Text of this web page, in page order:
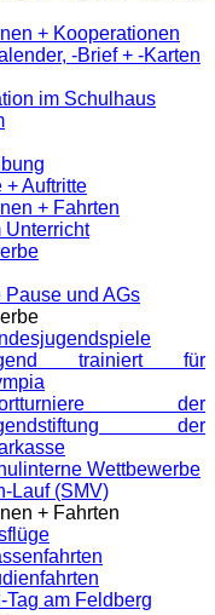
+ Kooperationen
-Brief + -Karten
im Schulhaus
+ Auftritte
+ Fahrten
Unterricht
Pause und AGs
trainiert für
der
der
Wettbewerbe
Lauf (SMV)
+ Fahrten
Tag am Feldberg